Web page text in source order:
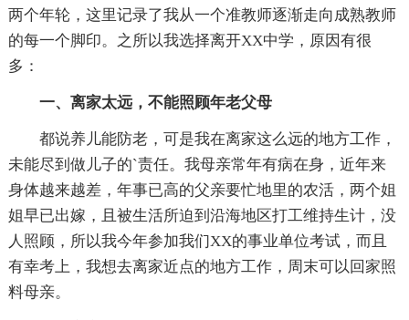
两个年轮，这里记录了我从一个准教师逐渐走向成熟教师
的每一个脚印。之所以我选择离开XX中学，原因有很
多：
一、离家太远，不能照顾年老父母
都说养儿能防老，可是我在离家这么远的地方工作，
未能尽到做儿子的`责任。我母亲常年有病在身，近年来
身体越来越差，年事已高的父亲要忙地里的农活，两个姐
姐早已出嫁，且被生活所迫到沿海地区打工维持生计，没
人照顾，所以我今年参加我们XX的事业单位考试，而且
有幸考上，我想去离家近点的地方工作，周末可以回家照
料母亲。